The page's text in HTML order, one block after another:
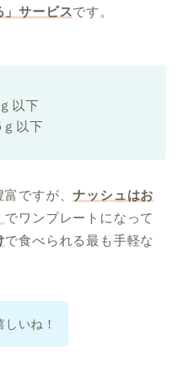
」サービスです。
以下
以下
富ですが、ナッシュはお
でワンプレートになって
で食べられる最も手軽な
いね！